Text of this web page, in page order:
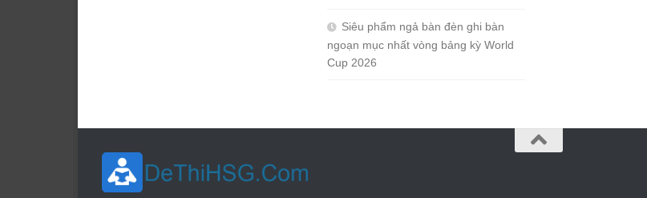
Siêu phẩm ngả bàn đèn ghi bàn
ngoạn mục nhất vòng bảng kỳ World
Cup 2026